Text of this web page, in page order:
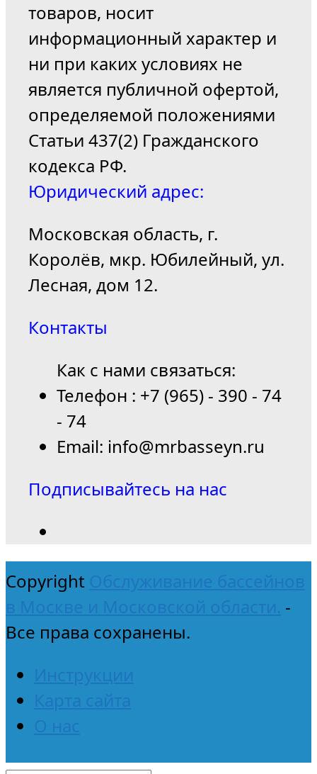
товаров, носит
информационный характер и
ни при каких условиях не
является публичной офертой,
определяемой положениями
Статьи 437(2) Гражданского
кодекса РФ.
Юридический адрес:
Московская область, г.
Королёв, мкр. Юбилейный, ул.
Лесная, дом 12.
Контакты
Как с нами связаться:
Телефон : +7 (965) - 390 - 74
- 74
Email: info@mrbasseyn.ru
Подписывайтесь на нас
Copyright Обслуживание бассейнов
в Москве и Московской области. -
Все права сохранены.
Инструкции
Карта сайта
О нас